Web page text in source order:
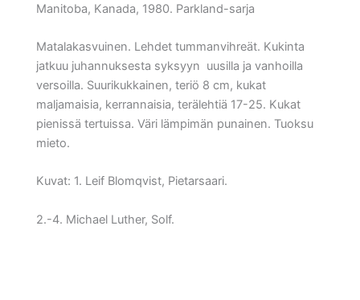
Manitoba, Kanada, 1980. Parkland-sarja
Matalakasvuinen. Lehdet tummanvihreät. Kukinta
jatkuu juhannuksesta syksyyn uusilla ja vanhoilla
versoilla. Suurikukkainen, teriö 8 cm, kukat
maljamaisia, kerrannaisia, terälehtiä 17-25. Kukat
pienissä tertuissa. Väri lämpimän punainen. Tuoksu
mieto.
Kuvat: 1. Leif Blomqvist, Pietarsaari.
2.-4. Michael Luther, Solf.